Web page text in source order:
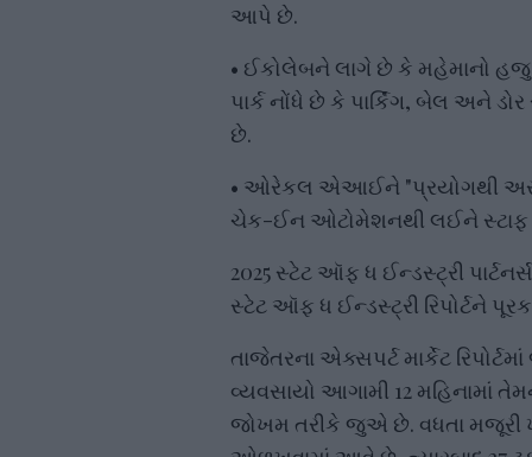
આપે છે.
• ઈકોલેબને લાગે છે કે મહેમાનો
પાર્ક નોંધે છે કે પાર્કિંગ, બેલ અને
છે.
• ઓરેકલ એઆઈને "પ્રયોગથી
ચેક-ઈન ઓટોમેશનથી લઈને સ્ટાફ
2025 સ્ટેટ ઑફ ધ ઈન્ડસ્ટ્રી
સ્ટેટ ઑફ ધ ઈન્ડસ્ટ્રી રિપોર્ટને
તાજેતરના એક્સપર્ટ માર્કેટ
વ્યવસાયો આગામી 12 મહિનામાં
જોખમ તરીકે જુએ છે. વધતા મજૂરી